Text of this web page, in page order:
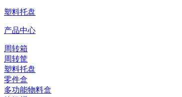
塑料托盘
产品中心
周转箱
周转筐
塑料托盘
零件盒
多功能物料盒